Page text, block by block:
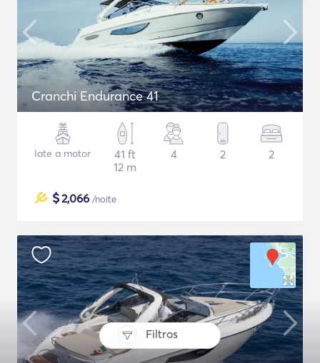
Filtros
Cranchi Endurance 41
Iate a motor
41 ft
12 m
4 2 2
$2,066 /noite